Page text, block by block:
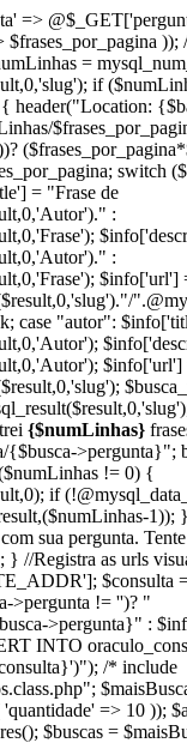
=>
$frases_por_pagina
=
if
header("Location:
switch
= "Frase de
:
:
$info['url']
case "autor":
$info['url']
{$numLinhas}
{$busca->pergunta}";
!= 0) {
if
1));
sua pergunta.
} //Registra as urls
$consulta =
>pergunta != '')? "
>pergunta}" :
INTO
/* include
=> 10 ));
$buscas =